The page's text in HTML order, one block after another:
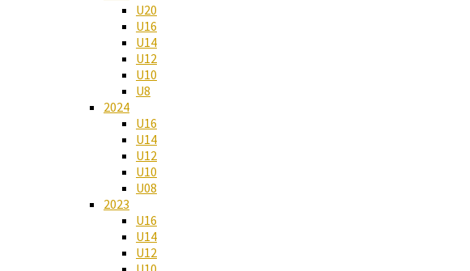
U20
U16
U14
U12
U10
U8
2024
U16
U14
U12
U10
U08
2023
U16
U14
U12